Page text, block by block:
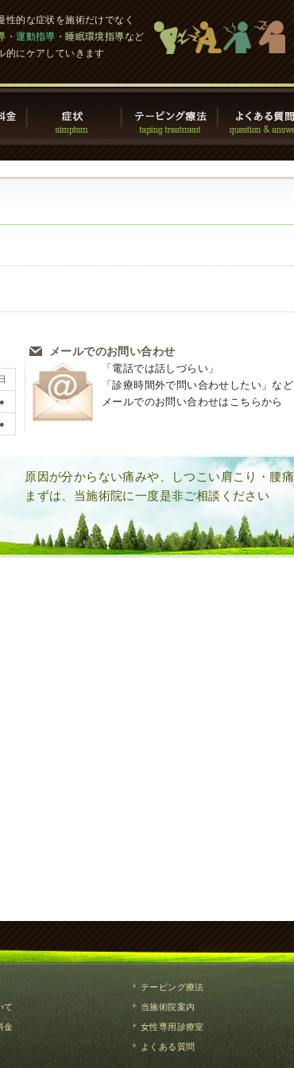
性的な症状を施術だけでなく
・運動指導 ・ 睡眠環境指導など
的にケアしていきます
●
●
メールでのお問い合わせ
「電話では話しづらい」
「診療時間外で問い合わせしたい」など
メールでのお問い合わせはこちらから
原因が分からない痛みや、しつこい肩こり・腰痛
まずは、当施術院に一度是非ご相談ください
て
金
テーピング療法
当施術院案内
女性専用診療室
よくある質問